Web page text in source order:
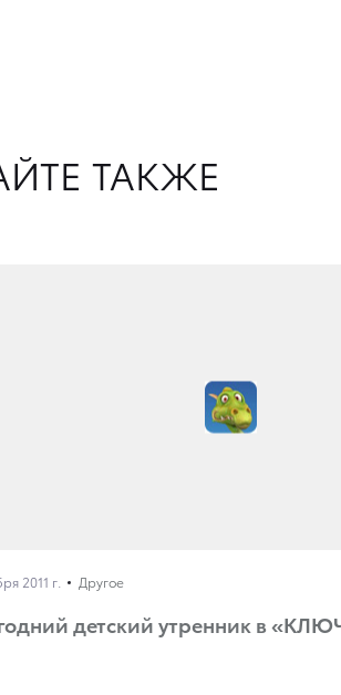
ТАКЖЕ
2011 г. Другое
детский утренник в